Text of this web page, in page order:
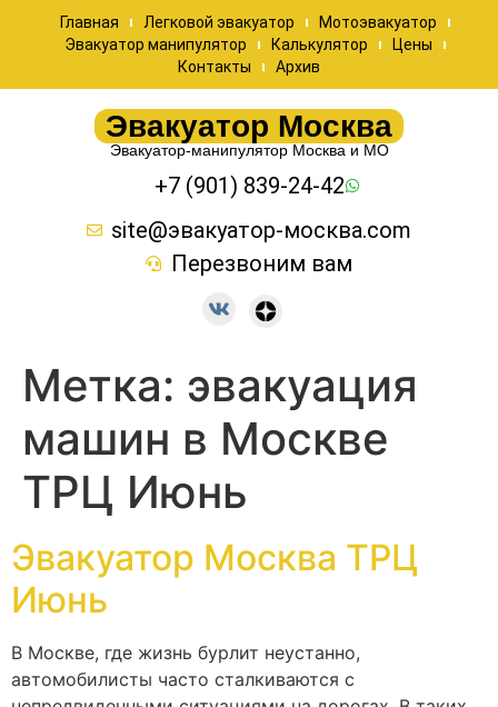
Главная Легковой эвакуатор
Мотоэвакуатор
Эвакуатор манипулятор
Калькулятор
Цены
Контакты
Архив
Эвакуатор Москва
Эвакуатор-манипулятор Москва и МО
+7 (901) 839-24-42
site@эвакуатор-москва.com
Перезвоним вам
Метка: эвакуация
машин в Москве
ТРЦ Июнь
Эвакуатор Москва ТРЦ
Июнь
В Москве, где жизнь бурлит неустанно,
автомобилисты часто сталкиваются с